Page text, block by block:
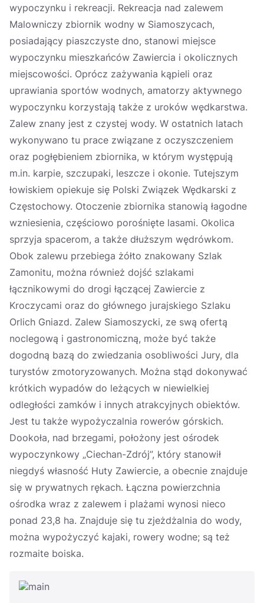
wypoczynku i rekreacji. Rekreacja nad zalewem
Malowniczy zbiornik wodny w Siamoszycach,
posiadający piaszczyste dno, stanowi miejsce
wypoczynku mieszkańców Zawiercia i okolicznych
miejscowości. Oprócz zażywania kąpieli oraz
uprawiania sportów wodnych, amatorzy aktywnego
wypoczynku korzystają także z uroków wędkarstwa.
Zalew znany jest z czystej wody. W ostatnich latach
wykonywano tu prace związane z oczyszczeniem
oraz pogłębieniem zbiornika, w którym występują
m.in. karpie, szczupaki, leszcze i okonie. Tutejszym
łowiskiem opiekuje się Polski Związek Wędkarski z
Częstochowy. Otoczenie zbiornika stanowią łagodne
wzniesienia, częściowo porośnięte lasami. Okolica
sprzyja spacerom, a także dłuższym wędrówkom.
Obok zalewu przebiega żółto znakowany Szlak
Zamonitu, można również dojść szlakami
łącznikowymi do drogi łączącej Zawiercie z
Kroczycami oraz do głównego jurajskiego Szlaku
Orlich Gniazd. Zalew Siamoszycki, ze swą ofertą
noclegową i gastronomiczną, może być także
dogodną bazą do zwiedzania osobliwości Jury, dla
turystów zmotoryzowanych. Można stąd dokonywać
krótkich wypadów do leżących w niewielkiej
odległości zamków i innych atrakcyjnych obiektów.
Jest tu także wypożyczalnia rowerów górskich.
Dookoła, nad brzegami, położony jest ośrodek
wypoczynkowy „Ciechan-Zdrój”, który stanowił
niegdyś własność Huty Zawiercie, a obecnie znajduje
się w prywatnych rękach. Łączna powierzchnia
ośrodka wraz z zalewem i plażami wynosi nieco
ponad 23,8 ha. Znajduje się tu zjeżdżalnia do wody,
można wypożyczyć kajaki, rowery wodne; są też
rozmaite boiska.